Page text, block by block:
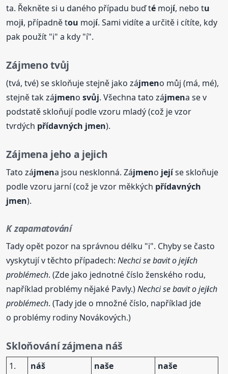
ta. Řekněte si u daného případu buď té mojí, nebo tu
moji, případně tou mojí. Sami vidíte a určitě i cítíte, kdy
pak použít "i" a kdy "í".
Zájmenotvůj
(tvá, tvé) se skloňuje stejně jako zájmeno můj (má, mé),
stejně tak zájmenosvůj. Všechna tato zájmena se v
podstatě skloňují podle vzoru mladý (což je vzor
tvrdých přídavných jmen).
Zájmena jeho a jejich
Tato zájmena jsou nesklonná. Zájmeno jejíse skloňuje
podle vzoru jarní (což je vzor měkkých přídavných
jmen).
K zapamatování
Tady opět pozor na správnou délku "i". Chyby se často
vyskytují v těchto případech:Nechci se bavit o jejích
problémech. (Zde jako jednotné číslo ženského rodu,
například problémy nějaké Pavly.)Nechci se bavit o jejich
problémech. (Tady jde o množné číslo, například jde
o problémy rodiny Novákových.)
Skloňování zájmena náš
1. náš naše
naše